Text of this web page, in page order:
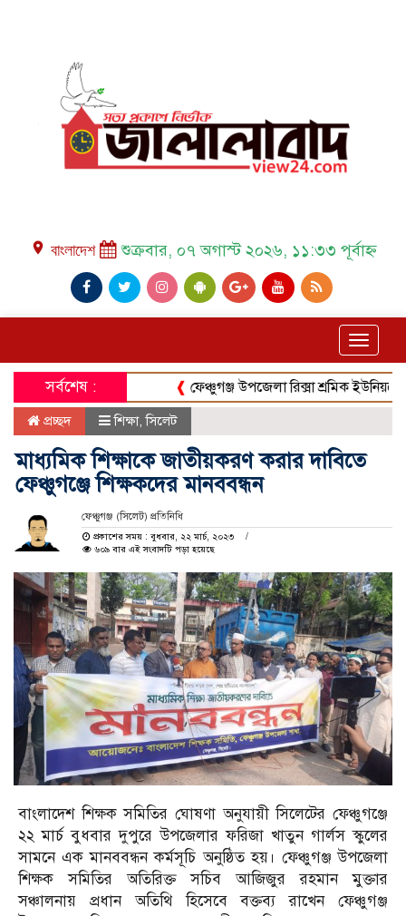
place বাংলাদেশ শুক্রবার, ০৭ অগাস্ট ২০২৬, ১১:৩৩ পূর্বাহ্ন
Toggle
সর্বশেষ : ফেঞ্চুগঞ্জ উপজেলা রিক্সা শ্রমিক ইউনিয়নের
প্রচ্ছদ শিক্ষা,সিলেট
মাধ্যমিক শিক্ষাকে জাতীয়করণ করার দাবিতে
ফেঞ্চুগঞ্জে শিক্ষকদের মানববন্ধন
ফেঞ্চুগঞ্জ (সিলেট) প্রতিনিধি
প্রকাশের সময় : বুধবার, ২২ মার্চ, ২০২৩
৬০৯ বার এই সংবাদটি পড়া হয়েছে
বাংলাদেশ শিক্ষক সমিতির ঘোষণা অনুযায়ী সিলেটের ফেঞ্চুগঞ্জে
২২ মার্চ বুধবার দুপুরে উপজেলার ফরিজা খাতুন গার্লস স্কুলের
সামনে এক মানববন্ধন কর্মসূচি অনুষ্ঠিত হয়। ফেঞ্চুগঞ্জ উপজেলা
শিক্ষক সমিতির অতিরিক্ত সচিব আজিজুর রহমান মুক্তার
সঞ্চালনায় প্রধান অতিথি হিসেবে বক্তব্য রাখেন ফেঞ্চুগঞ্জ